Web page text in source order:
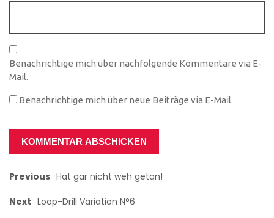
Benachrichtige mich über nachfolgende Kommentare via E-
Mail.
Benachrichtige mich über neue Beiträge via E-Mail.
Previous Hat gar nicht weh getan!
Next Loop-Drill Variation N°6